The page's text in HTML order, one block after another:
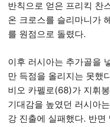
반칙으로 얻은 프리킥 찬
온 크로스를 슬리마니가
를 원점으로 돌렸다.
이후 러시아는 추가골을
만 득점을 올리지는 못했
비오 카펠로(68)가 지휘
기대감을 높였던 러시아
강 진출에 실패했다. 반면